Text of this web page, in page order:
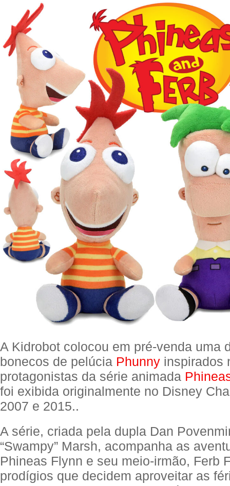
A Kidrobot colocou em pré-venda uma
bonecos de pelúcia Phunny inspirados
protagonistas da série animada
foi exibida originalmente no Disney
2007 e 2015..
A série, criada pela dupla Dan
“Swampy” Marsh, acompanha as
Phineas Flynn e seu meio-irmão, Ferb
prodígios que decidem aproveitar as